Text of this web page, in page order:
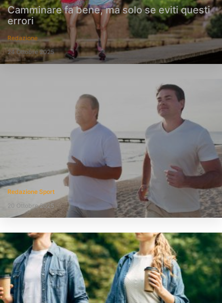
Camminare fa bene, ma solo se eviti questi
errori
Redazione
24 Ottobre 2025
Redazione Sport
20 Ottobre 2025